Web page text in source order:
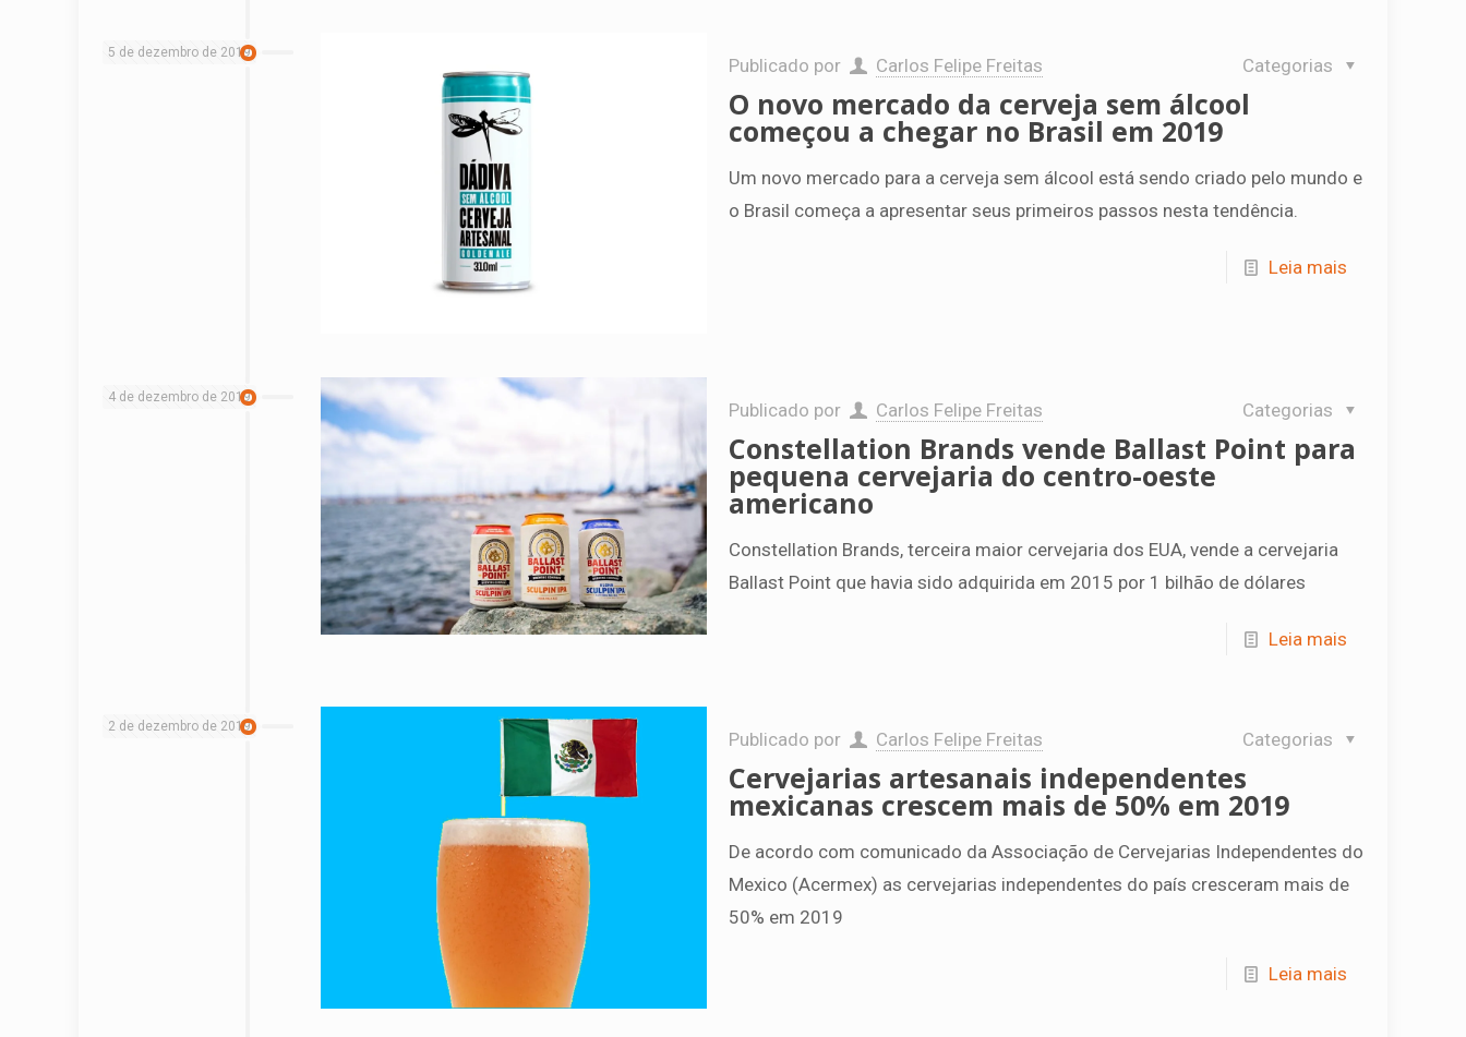
5 de dezembro de 2019
Publicado por Carlos Felipe Freitas Categorias
O novo mercado da cerveja sem álcool
começou a chegar no Brasil em 2019
Um novo mercado para a cerveja sem álcool está sendo criado pelo mundo e
o Brasil começa a apresentar seus primeiros passos nesta tendência.
Leia mais
4 de dezembro de 2019
Publicado por Carlos Felipe Freitas Categorias
Constellation Brands vende Ballast Point para
pequena cervejaria do centro-oeste
americano
Constellation Brands, terceira maior cervejaria dos EUA, vende a cervejaria
Ballast Point que havia sido adquirida em 2015 por 1 bilhão de dólares
Leia mais
2 de dezembro de 2019
Publicado por Carlos Felipe Freitas Categorias
Cervejarias artesanais independentes
mexicanas crescem mais de 50% em 2019
De acordo com comunicado da Associação de Cervejarias Independentes do
Mexico (Acermex) as cervejarias independentes do país cresceram mais de
50% em 2019
Leia mais